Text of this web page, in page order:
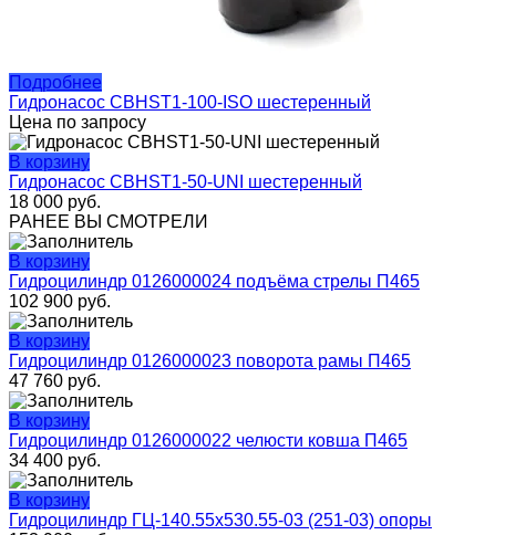
Подробнее
Гидронасос CBHST1-100-ISO шестеренный
Цена по запросу
В корзину
Гидронасос CBHST1-50-UNI шестеренный
18 000 руб.
РАНЕЕ ВЫ СМОТРЕЛИ
В корзину
Гидроцилиндр 0126000024 подъёма стрелы П465
102 900 руб.
В корзину
Гидроцилиндр 0126000023 поворота рамы П465
47 760 руб.
В корзину
Гидроцилиндр 0126000022 челюсти ковша П465
34 400 руб.
В корзину
Гидроцилиндр ГЦ-140.55х530.55-03 (251-03) опоры